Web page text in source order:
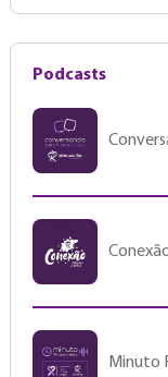
Podcasts
Minuto